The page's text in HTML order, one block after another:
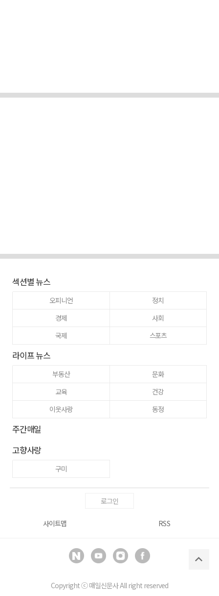
섹션별 뉴스
오피니언
정치
경제
사회
국제
스포츠
라이프 뉴스
부동산
문화
교육
건강
이웃사랑
동정
주간매일
고향사랑
구미
로그인
사이트맵 RSS
Copyright ⓒ매일신문사All right reserved